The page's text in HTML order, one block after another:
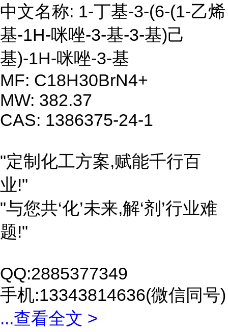
中文名称: 1-丁基-3-(6-(1-乙烯
基-1H-咪唑-3-基-3-基)己
基)-1H-咪唑-3-基
MF: C18H30BrN4+
MW: 382.37
CAS: 1386375-24-1
"定制化工方案,赋能千行百
业!"
"与您共‘化’未来,解‘剂’行业难
题!"
QQ:2885377349
手机:13343814636(微信同号)
...查看全文 >